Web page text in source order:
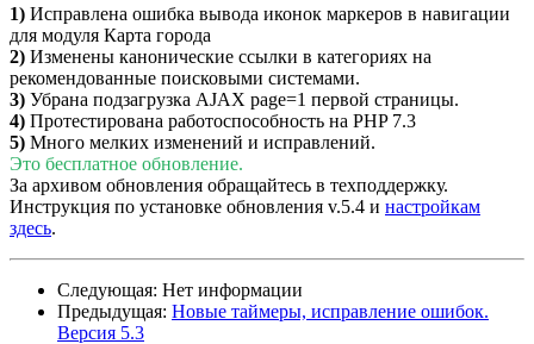
1) Исправлена ошибка вывода иконок маркеров в навигации
для модуля Карта города
2) Изменены канонические ссылки в категориях на
рекомендованные поисковыми системами.
3) Убрана подзагрузка AJAX page=1 первой страницы.
4) Протестирована работоспособность на PHP 7.3
5) Много мелких изменений и исправлений.
Это бесплатное обновление.
За архивом обновления обращайтесь в техподдержку.
Инструкция по установке обновления v.5.4 и настройкам
здесь.
Следующая: Нет информации
Предыдущая: Новые таймеры, исправление ошибок.
Версия 5.3